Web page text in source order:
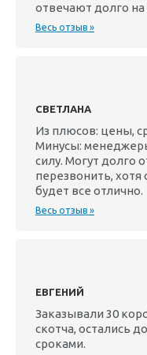
отвечают долго на
Весь отзыв »
СВЕТЛАНА
Из плюсов: цены,
Минусы:
силу. Могут долго
перезвонить,
будет все отлично.
Весь отзыв »
ЕВГЕНИЙ
Заказывали 30
скотча, остались
сроками.